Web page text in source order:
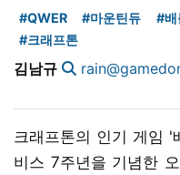
#QWER #마운틴듀 #배
#크래프톤
김남규
크래프톤의 인기 게임 '
비스 7주년을 기념한